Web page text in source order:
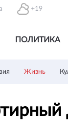
+19
ПОЛИТИКА
Жизнь